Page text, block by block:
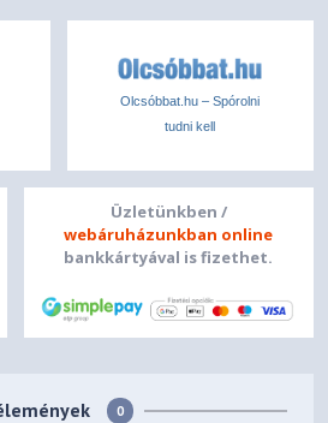
Olcsóbbat.hu – Spórolni
tudni kell
Üzletünkben /
webáruházunkban online
bankkártyával is fizethet.
0